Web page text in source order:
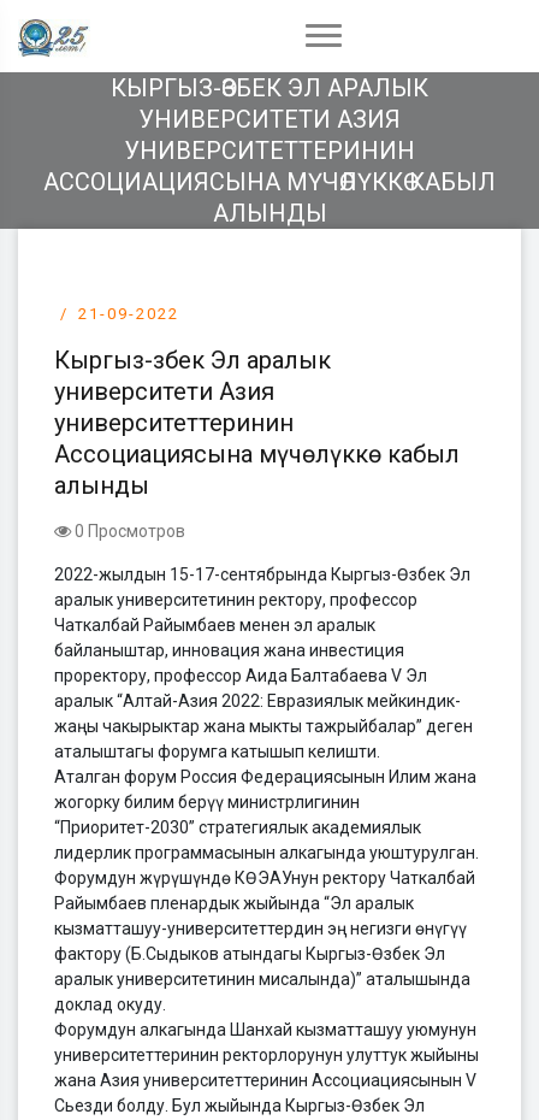
КЫРГЫЗ-ӨЗБЕК ЭЛ АРАЛЫК
УНИВЕРСИТЕТИ АЗИЯ
УНИВЕРСИТЕТТЕРИНИН
АССОЦИАЦИЯСЫНА МҮЧӨЛҮККӨ КАБЫЛ
АЛЫНДЫ
21-09-2022
Кыргыз-Өзбек Эл аралык
университети Азия
университеттеринин
Ассоциациясына мүчөлүккө кабыл
алынды
0 Просмотров
2022-жылдын 15-17-сентябрында Кыргыз-Өзбек Эл
аралык университетинин ректору, профессор
Чаткалбай Райымбаев менен эл аралык
байланыштар, инновация жана инвестиция
проректору, профессор Аида Балтабаева V Эл
аралык “Алтай-Азия 2022: Евразиялык мейкиндик-
жаңы чакырыктар жана мыкты тажрыйбалар” деген
аталыштагы форумга катышып келишти.
Аталган форум Россия Федерациясынын Илим жана
жогорку билим берүү министрлигинин
“Приоритет-2030” стратегиялык академиялык
лидерлик программасынын алкагында уюштурулган.
Форумдун жүрүшүндө КӨЭАУнун ректору Чаткалбай
Райымбаев пленардык жыйында “Эл аралык
кызматташуу-университеттердин эң негизги өнүгүү
фактору (Б.Сыдыков атындагы Кыргыз-Өзбек Эл
аралык университетинин мисалында)” аталышында
доклад окуду.
Форумдун алкагында Шанхай кызматташуу уюмунун
университеттеринин ректорлорунун улуттук жыйыны
жана Азия университеттеринин Ассоциациясынын V
Сьезди болду. Бул жыйында Кыргыз-Өзбек Эл